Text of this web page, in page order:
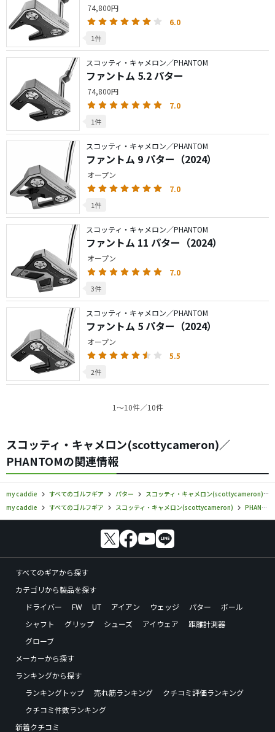
74,800円
6.0
1件
スコッティ・キャメロン／PHANTOM
ファントム 5.2 パター
74,800円
7.0
1件
スコッティ・キャメロン／PHANTOM
ファントム 9 パター（2024）
オープン
7.0
1件
スコッティ・キャメロン／PHANTOM
ファントム 11 パター（2024）
オープン
7.0
3件
スコッティ・キャメロン／PHANTOM
ファントム 5 パター（2024）
オープン
5.5
2件
1〜10件／10件
スコッティ・キャメロン(scottycameron)／
PHANTOMの関連情報
my caddie すべてのゴルフギア パター
スコッティ・キャメロン(scottycameron)
my caddie
すべてのゴルフギア スコッティ・キャメロン(scottycameron) PHANTOM
すべてのギアから探す
カテゴリから製品を探す
ドライバー
FW UT アイアン ウェッジ パター
ボール
シャフト
グリップ シューズ アイウェア
距離計測器
グローブ
メーカーから探す
ランキングから探す
ランキングトップ
売れ筋ランキング
クチコミ評価ランキング
クチコミ件数ランキング
新着クチコミ